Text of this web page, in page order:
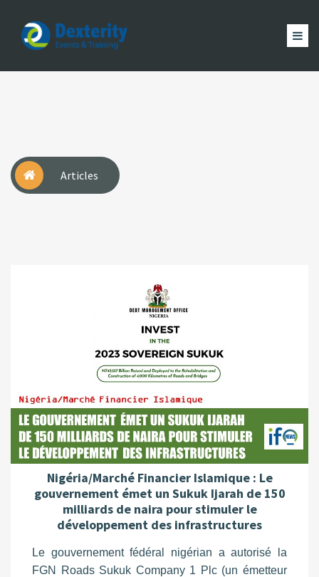
Dexterity
Events
Articles
Nigéria/Marché Financier Islamique : Le
gouvernement émet un Sukuk Ijarah de 150
milliards de naira pour stimuler le
développement des infrastructures
Le gouvernement fédéral nigérian a autorisé la
FGN Roads Sukuk Company 1 Plc (un émetteur